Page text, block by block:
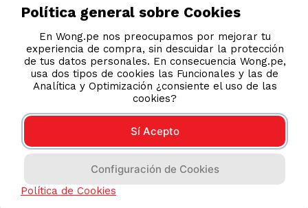
Política general sobre Cookies
En Wong.pe nos preocupamos por mejorar tu
experiencia de compra, sin descuidar la protección
de tus datos personales. En consecuencia Wong.pe,
usa dos tipos de cookies las Funcionales y las de
Analítica y Optimización ¿consiente el uso de las
cookies?
Sí Acepto
Configuración de Cookies
Política de Cookies